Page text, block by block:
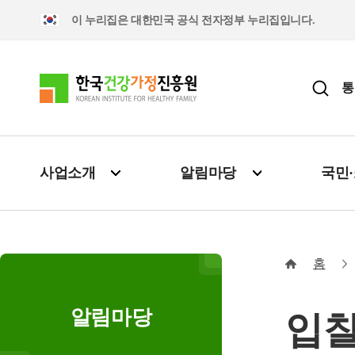
이 누리집은 대한민국 공식 전자정부 누리집입니다.
사업소개 알림마당 국민
알림마당
홈
입